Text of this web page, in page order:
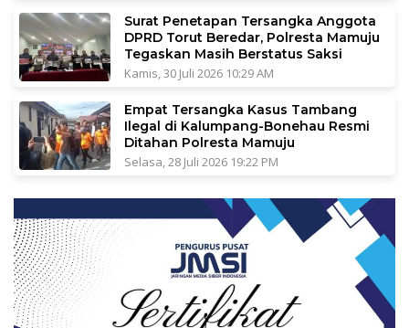
Surat Penetapan Tersangka Anggota
DPRD Torut Beredar, Polresta Mamuju
Tegaskan Masih Berstatus Saksi
Kamis, 30 Juli 2026 10:29 AM
Empat Tersangka Kasus Tambang
Ilegal di Kalumpang-Bonehau Resmi
Ditahan Polresta Mamuju
Selasa, 28 Juli 2026 19:22 PM